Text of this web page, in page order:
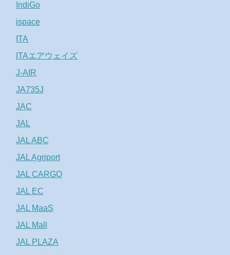
IndiGo
ispace
ITA
ITAエアウェイズ
J-AIR
JA735J
JAC
JAL
JAL ABC
JAL Agriport
JAL CARGO
JAL EC
JAL MaaS
JAL Mall
JAL PLAZA